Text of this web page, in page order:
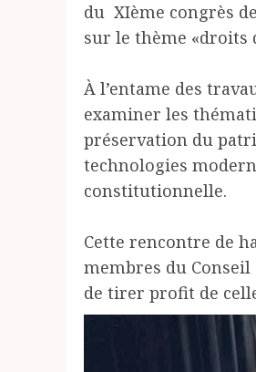
du XIème congrès
sur le thème «droits
‎À l’entame des
examiner les
préservation du
technologies
constitutionnelle.
‎Cette rencontre de
membres du
de tirer profit de